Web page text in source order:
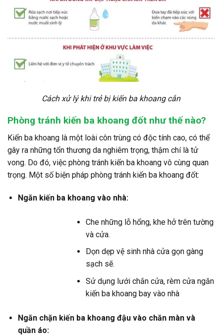
Cách xử lý khi trẻ bị kiến ba khoang cắn
Phòng tránh kiến ba khoang đốt như thế nào?
Kiến ba khoang là một loài côn trùng có độc tính cao, có thể
gây ra những tổn thương da nghiêm trọng, thậm chí là tử
vong. Do đó, việc phòng tránh kiến ba khoang vô cùng quan
trọng. Một số biện pháp phòng tránh kiến ba khoang đốt:
Ngăn kiến ba khoang vào nhà:
Che những lỗ hổng, khe hở trên tường
và cửa.
Dọn dẹp vệ sinh nhà cửa gọn gàng
sạch sẽ.
Sử dụng lưới chắn cửa, rèm cửa ngăn
kiến ba khoang bay vào nhà
Ngăn chặn kiến ba khoang đậu vào chăn màn và
quần áo: